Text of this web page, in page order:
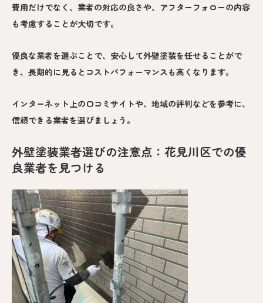
費用だけでなく、業者の対応の良さや、アフターフォローの内容
も考慮することが大切です。
優良な業者を選ぶことで、安心して外壁塗装を任せることがで
き、長期的に見るとコストパフォーマンスも高くなります。
インターネット上の口コミサイトや、地域の評判などを参考に、
信頼できる業者を選びましょう。
外壁塗装業者選びの注意点：花見川区での優
良業者を見つける